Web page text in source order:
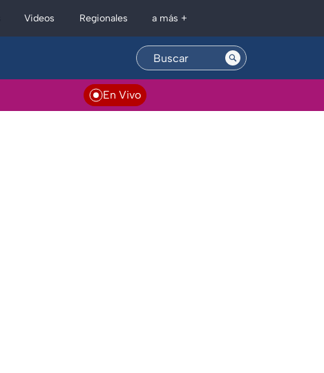
Videos Regionales a más +
En Vivo